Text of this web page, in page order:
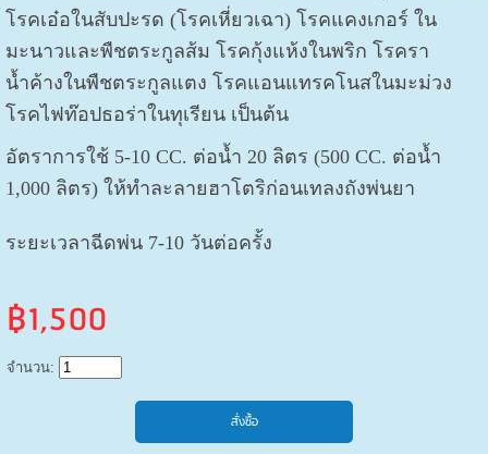
โรคเอ๋อในสับปะรด (โรคเหี่ยวเฉา) โรคแคงเกอร์ ใน
มะนาวและพืชตระกูลส้ม โรคกุ้งแห้งในพริก โรครา
น้ำค้างในพืชตระกูลแตง โรคแอนแทรคโนสในมะม่วง
โรคไฟท๊อปธอร่าในทุเรียน เป็นต้น
อัตราการใช้ 5-10 CC. ต่อน้ำ 20 ลิตร (500 CC. ต่อน้ำ
1,000 ลิตร) ให้ทำละลายฮาโตริก่อนเทลงถังพ่นยา
ระยะเวลาฉีดพ่น 7-10 วันต่อครั้ง
฿1,500
จำนวน: